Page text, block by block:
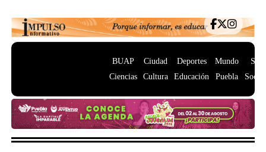
BUAP
Ciencias
Ciudad
Cultura
Deportes
Educación
Mundo
Puebla